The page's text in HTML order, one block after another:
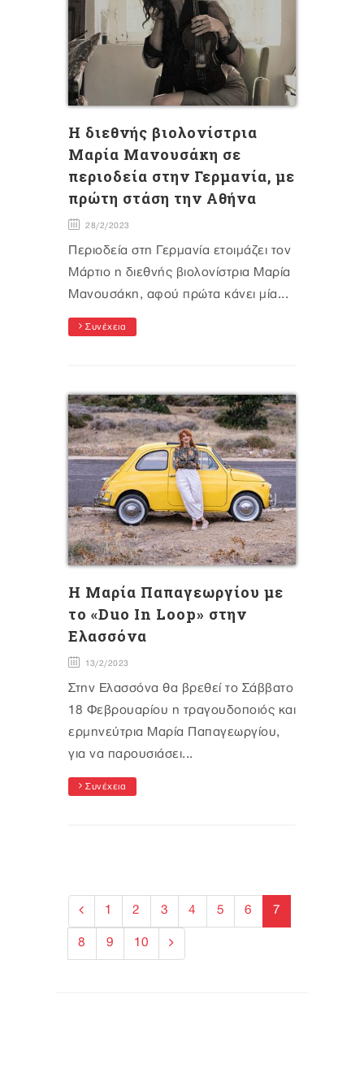
Η διεθνής βιολονίστρια
Μαρία Μανουσάκη σε
περιοδεία στην Γερμανία, με
πρώτη στάση την Αθήνα
28/2/2023
Περιοδεία στη Γερμανία ετοιμάζει τον
Μάρτιο η διεθνής βιολονίστρια Μαρία
Μανουσάκη, αφού πρώτα κάνει μία...
Συνέχεια
H Μαρία Παπαγεωργίου με
το «Duo In Loop» στην
Ελασσόνα
13/2/2023
Στην Ελασσόνα θα βρεθεί το Σάββατο
18 Φεβρουαρίου η τραγουδοποιός και
ερμηνεύτρια Μαρία Παπαγεωργίου,
για να παρουσιάσει...
Συνέχεια
1 2 3 4 5 6 7
8 9 10